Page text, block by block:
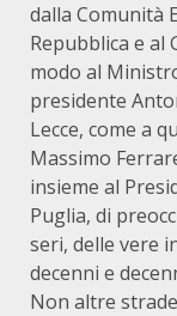
dalla Comunità
Repubblica e al
modo al
presidente
Lecce, come a
Massimo
insieme al
Puglia, di
seri, delle vere
decenni e
Non altre